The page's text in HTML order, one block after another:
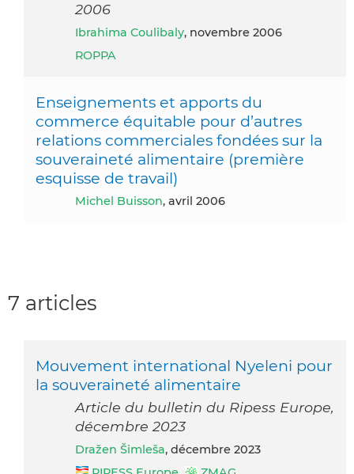
2006
Ibrahima Coulibaly, novembre 2006
ROPPA
Enseignements et apports du
commerce équitable pour d’autres
relations commerciales fondées sur la
souveraineté alimentaire (première
esquisse de travail)
Michel Buisson, avril 2006
7 articles
Mouvement international Nyeleni pour
la souveraineté alimentaire
Article du bulletin du Ripess Europe,
décembre 2023
Dražen Šimleša, décembre 2023